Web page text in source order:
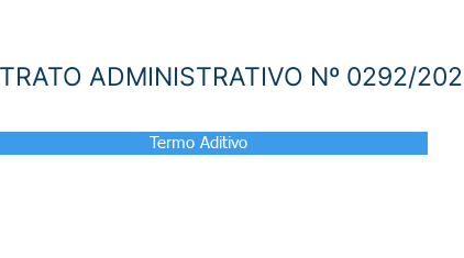
ADMINISTRATIVO Nº 0292/
Termo Aditivo